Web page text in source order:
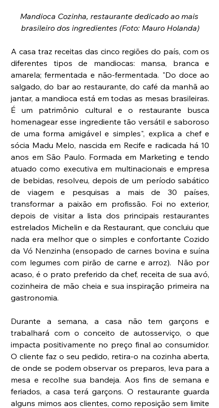
Mandioca Cozinha, restaurante dedicado ao mais
brasileiro dos ingredientes (Foto: Mauro Holanda)
A casa traz receitas das cinco regiões do país, com os
diferentes tipos de mandiocas: mansa, branca e
amarela; fermentada e não-fermentada. "Do doce ao
salgado, do bar ao restaurante, do café da manhã ao
jantar, a mandioca está em todas as mesas brasileiras.
É um patrimônio cultural e o restaurante busca
homenagear esse ingrediente tão versátil e saboroso
de uma forma amigável e simples", explica a chef e
sócia Madu Melo, nascida em Recife e radicada há 10
anos em São Paulo. Formada em Marketing e tendo
atuado como executiva em multinacionais e empresa
de bebidas, resolveu, depois de um período sabático
de viagem e pesquisas a mais de 30 países,
transformar a paixão em profissão. Foi no exterior,
depois de visitar a lista dos principais restaurantes
estrelados Michelin e da Restaurant, que concluiu que
nada era melhor que o simples e confortante Cozido
da Vó Nenzinha (ensopado de carnes bovina e suína
com legumes com pirão de carne e arroz).  Não por
acaso, é o prato preferido da chef, receita de sua avó,
cozinheira de mão cheia e sua inspiração primeira na
gastronomia.
Durante a semana, a casa não tem garçons e
trabalhará com o conceito de autosserviço, o que
impacta positivamente no preço final ao consumidor.
O cliente faz o seu pedido, retira-o na cozinha aberta,
de onde se podem observar os preparos, leva para a
mesa e recolhe sua bandeja. Aos fins de semana e
feriados, a casa terá garçons. O restaurante guarda
alguns mimos aos clientes, como reposição sem limite